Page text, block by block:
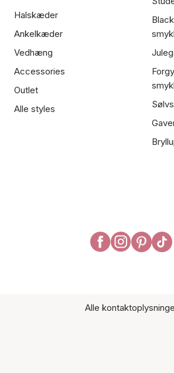
Halskæder
Ankelkæder
Vedhæng
Accessories
Outlet
Alle styles
Alle